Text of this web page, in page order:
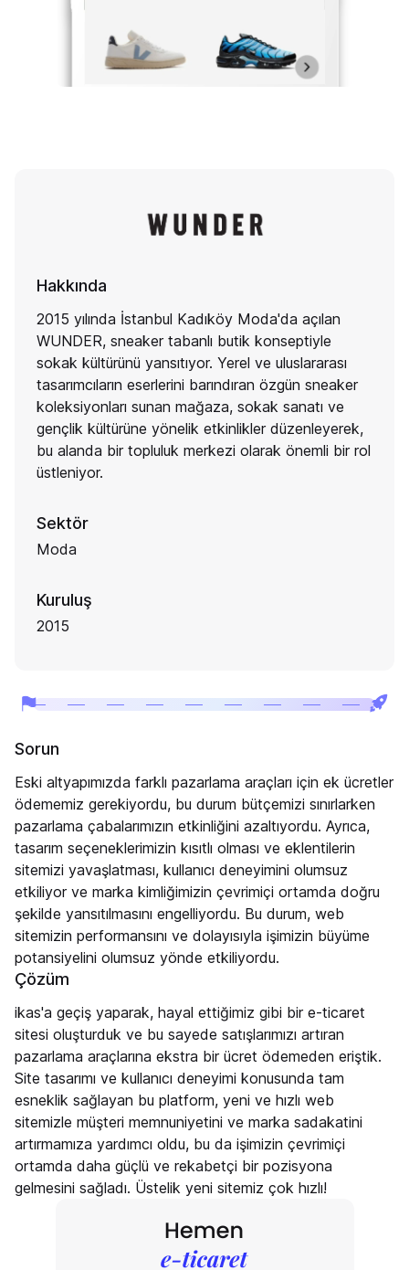
Hakkında
2015 yılında İstanbul Kadıköy Moda'da açılan
WUNDER, sneaker tabanlı butik konseptiyle
sokak kültürünü yansıtıyor. Yerel ve uluslararası
tasarımcıların eserlerini barındıran özgün sneaker
koleksiyonları sunan mağaza, sokak sanatı ve
gençlik kültürüne yönelik etkinlikler düzenleyerek,
bu alanda bir topluluk merkezi olarak önemli bir rol
üstleniyor.
Sektör
Moda
Kuruluş
2015
Sorun
Eski altyapımızda farklı pazarlama araçları için ek ücretler
ödememiz gerekiyordu, bu durum bütçemizi sınırlarken
pazarlama çabalarımızın etkinliğini azaltıyordu. Ayrıca,
tasarım seçeneklerimizin kısıtlı olması ve eklentilerin
sitemizi yavaşlatması, kullanıcı deneyimini olumsuz
etkiliyor ve marka kimliğimizin çevrimiçi ortamda doğru
şekilde yansıtılmasını engelliyordu. Bu durum, web
sitemizin performansını ve dolayısıyla işimizin büyüme
potansiyelini olumsuz yönde etkiliyordu.
Çözüm
ikas'a geçiş yaparak, hayal ettiğimiz gibi bir e-ticaret
sitesi oluşturduk ve bu sayede satışlarımızı artıran
pazarlama araçlarına ekstra bir ücret ödemeden eriştik.
Site tasarımı ve kullanıcı deneyimi konusunda tam
esneklik sağlayan bu platform, yeni ve hızlı web
sitemizle müşteri memnuniyetini ve marka sadakatini
artırmamıza yardımcı oldu, bu da işimizin çevrimiçi
ortamda daha güçlü ve rekabetçi bir pozisyona
gelmesini sağladı. Üstelik yeni sitemiz çok hızlı!